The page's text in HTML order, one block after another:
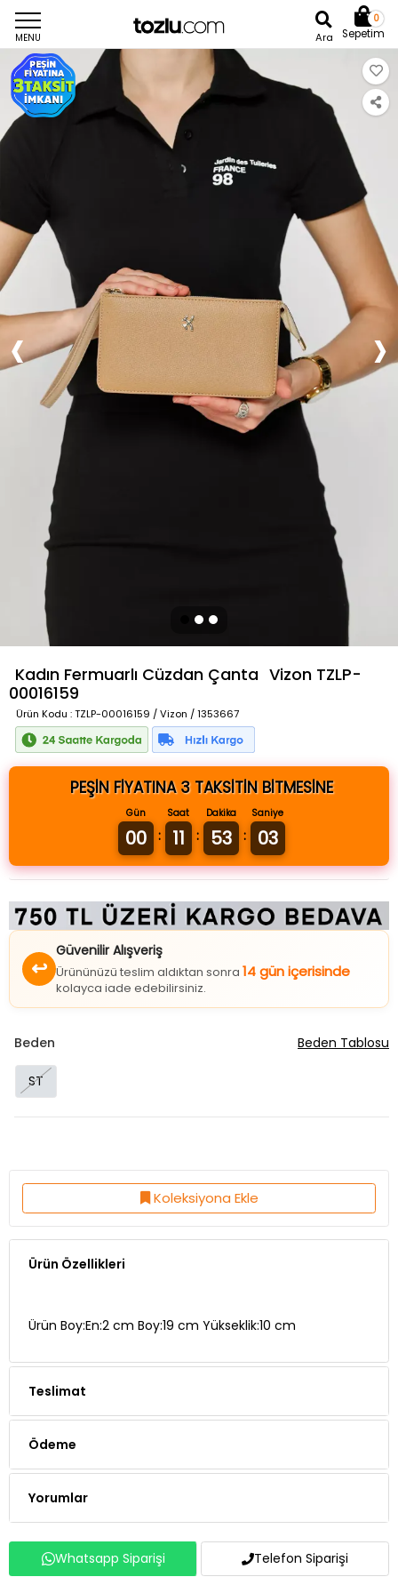
MENU Ara
0
Sepetim
Kadın Fermuarlı Cüzdan Çanta Vizon TZLP-
00016159
Ürün Kodu : TZLP-00016159 / Vizon / 1353667
PEŞİN FİYATINA 3 TAKSİTİN BİTMESİNE
Gün
00 :
Saat
11 :
Dakika
53 :
Saniye
02
Güvenilir Alışveriş
Ürününüzü teslim aldıktan sonra
kolayca iade edebilirsiniz.
ST
Koleksiyona Ekle
Ürün Özellikleri
Teslimat
Ödeme
Yorumlar